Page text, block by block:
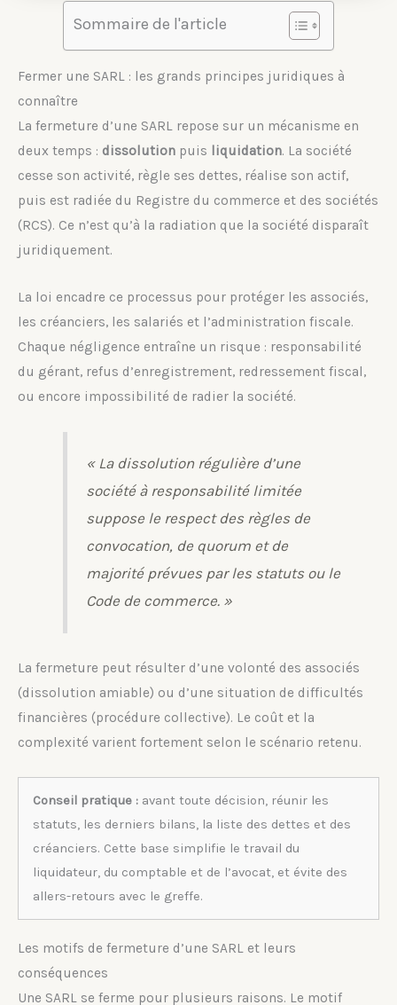
Sommaire de l'article
Fermer une SARL : les grands principes juridiques à
connaître
La fermeture d’une SARL repose sur un mécanisme en
deux temps : dissolution puis liquidation. La société
cesse son activité, règle ses dettes, réalise son actif,
puis est radiée du Registre du commerce et des sociétés
(RCS). Ce n’est qu’à la radiation que la société disparaît
juridiquement.
La loi encadre ce processus pour protéger les associés,
les créanciers, les salariés et l’administration fiscale.
Chaque négligence entraîne un risque : responsabilité
du gérant, refus d’enregistrement, redressement fiscal,
ou encore impossibilité de radier la société.
« La dissolution régulière d’une
société à responsabilité limitée
suppose le respect des règles de
convocation, de quorum et de
majorité prévues par les statuts ou le
Code de commerce. »
La fermeture peut résulter d’une volonté des associés
(dissolution amiable) ou d’une situation de difficultés
financières (procédure collective). Le coût et la
complexité varient fortement selon le scénario retenu.
Conseil pratique : avant toute décision, réunir les
statuts, les derniers bilans, la liste des dettes et des
créanciers. Cette base simplifie le travail du
liquidateur, du comptable et de l’avocat, et évite des
allers-retours avec le greffe.
Les motifs de fermeture d’une SARL et leurs
conséquences
Une SARL se ferme pour plusieurs raisons. Le motif